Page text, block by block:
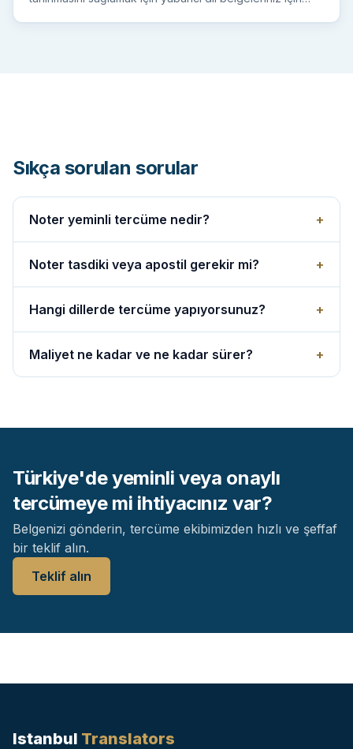
Sıkça sorulan sorular
Noter yeminli tercüme nedir? +
Noter tasdiki veya apostil gerekir mi? +
Hangi dillerde tercüme yapıyorsunuz? +
Maliyet ne kadar ve ne kadar sürer? +
Türkiye'de yeminli veya onaylı
tercümeye mi ihtiyacınız var?
Belgenizi gönderin, tercüme ekibimizden hızlı ve şeffaf
bir teklif alın.
Teklif alın
Istanbul Translators